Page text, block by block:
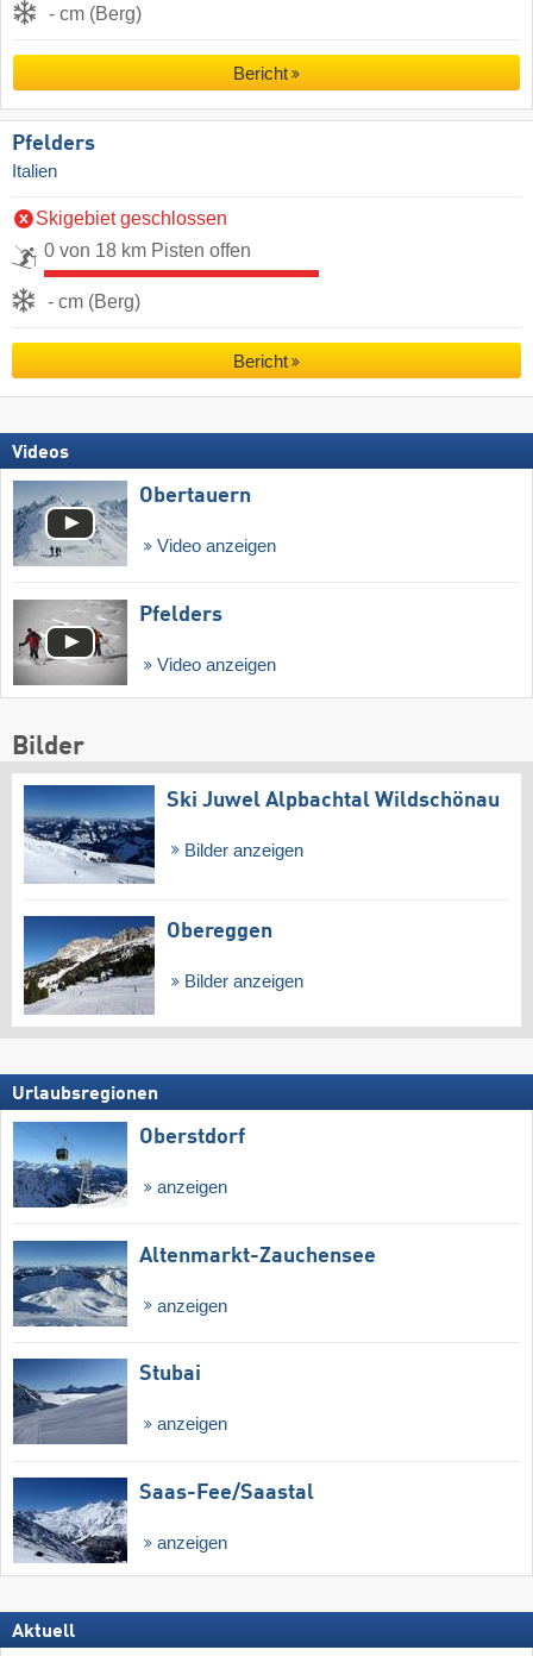
- cm (Berg)
Bericht
Pfelders
Italien
Skigebiet geschlossen
0 von 18 km Pisten offen
- cm (Berg)
Bericht
Videos
Obertauern
Video anzeigen
Pfelders
Video anzeigen
Bilder
Ski Juwel Alpbachtal Wildschönau
Bilder anzeigen
Obereggen
Bilder anzeigen
Urlaubsregionen
Oberstdorf
anzeigen
Altenmarkt-Zauchensee
anzeigen
Stubai
anzeigen
Saas-Fee/​Saastal
anzeigen
Aktuell